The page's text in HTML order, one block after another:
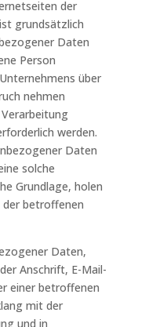
der
grundsätzlich
Daten
Person
über
nehmen
werden.
Daten
solche
Grundlage, holen
der betroffenen
Daten,
Anschrift, E-Mail-
einer betroffenen
mit der
und in